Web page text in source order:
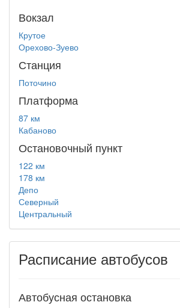
Вокзал
Крутое
Орехово-Зуево
Станция
Поточино
Платформа
87 км
Кабаново
Остановочный пункт
122 км
178 км
Депо
Северный
Центральный
Расписание автобусов
Автобусная остановка